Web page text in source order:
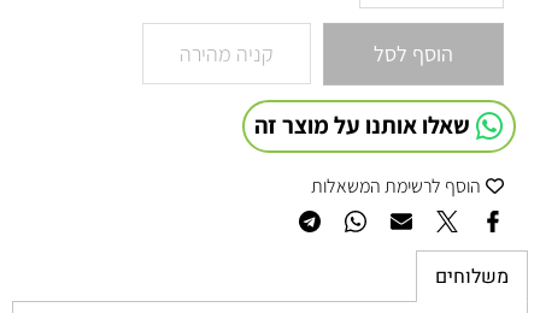
הוסף לסל קניה מהירה
שאלו אותנו על מוצר זה
הוסף לרשימת המשאלות
משלוחים